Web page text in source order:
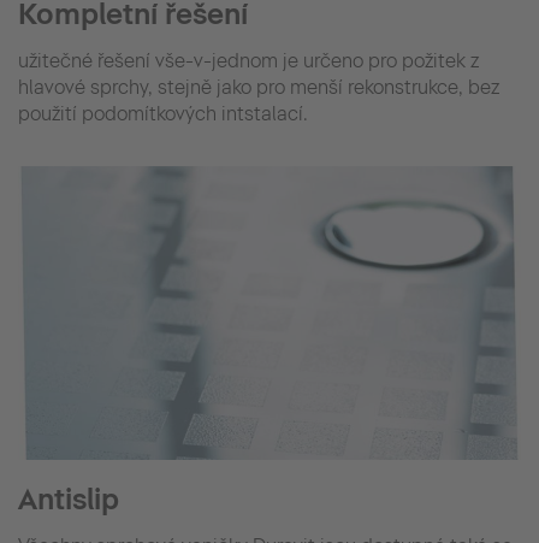
Kompletní řešení
užitečné řešení vše-v-jednom je určeno pro požitek z
hlavové sprchy, stejně jako pro menší rekonstrukce, bez
použití podomítkových intstalací.
Antislip